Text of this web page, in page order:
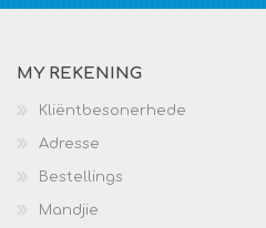
MY REKENING
Kliëntbesonerhede
Adresse
Bestellings
Mandjie